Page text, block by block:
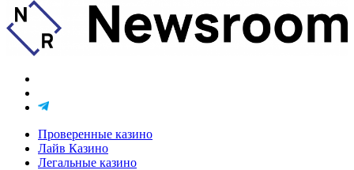
Проверенные казино
Лайв Казино
Легальные казино